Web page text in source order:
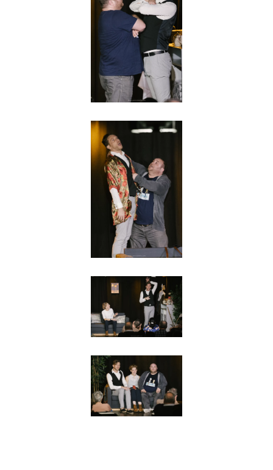
Agrandir
Agrandir
Agrandir
Agrandir